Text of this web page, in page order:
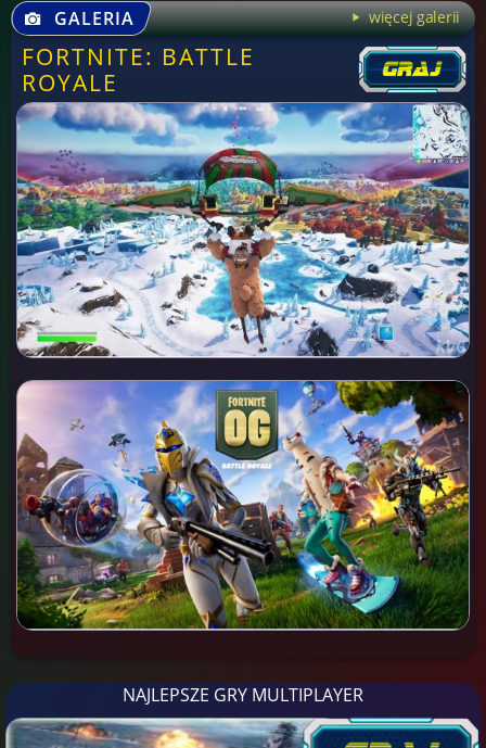
GALERIA więcej galerii
FORTNITE: BATTLE
ROYALE
NAJLEPSZE GRY MULTIPLAYER